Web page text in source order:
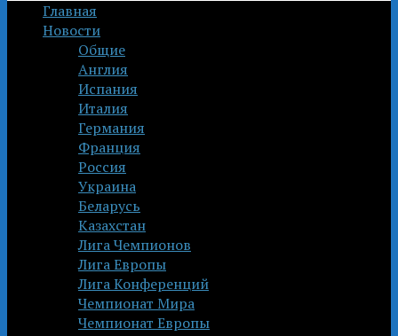
Главная
Новости
Общие
Англия
Испания
Италия
Германия
Франция
Россия
Украина
Беларусь
Казахстан
Лига Чемпионов
Лига Европы
Лига Конференций
Чемпионат Мира
Чемпионат Европы